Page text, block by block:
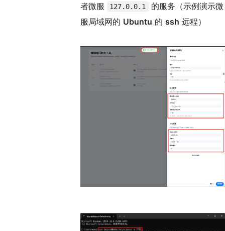
者微服
127.0.0.1
的服务（示例演示微
服局域网的 Ubuntu 的 ssh 远程）